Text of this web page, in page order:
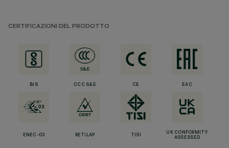
CERTIFICAZIONI DEL PRODOTTO
BIS CCC S&E CE EAC
ENEC-03 RETILAP TISI
UK CONFORMITY
ASSESSED